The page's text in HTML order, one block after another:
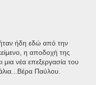
ήταν ήδη εδώ από την
η αποδοχή της
νέα επεξεργασία του
Παύλου.